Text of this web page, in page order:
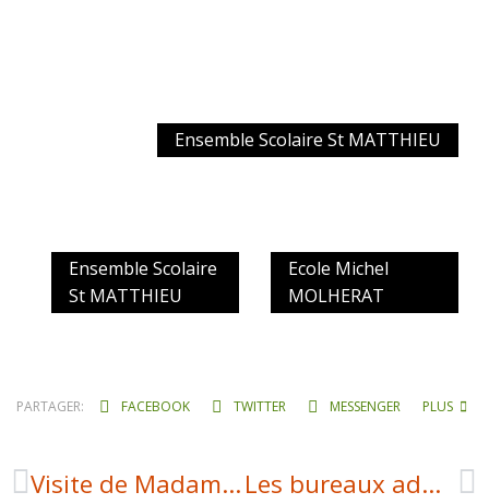
Ensemble Scolaire St MATTHIEU
Ensemble Scolaire
St MATTHIEU
Ecole Michel
MOLHERAT
PARTAGER: FACEBOOK TWITTER MESSENGER PLUS
Visite de Madame la Secretaire Générale de la Prefecture Les bureaux administratifs du SMICTOM déménagent